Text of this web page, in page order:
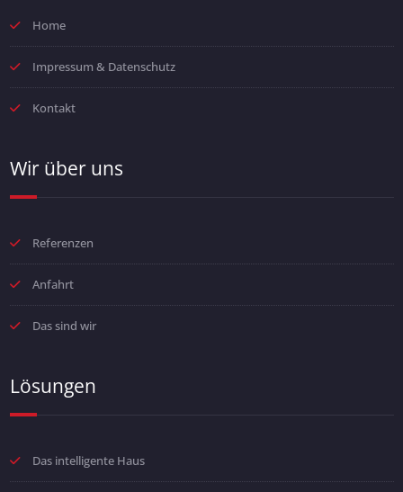
Home
Impressum & Datenschutz
Kontakt
Wir über uns
Referenzen
Anfahrt
Das sind wir
Lösungen
Das intelligente Haus